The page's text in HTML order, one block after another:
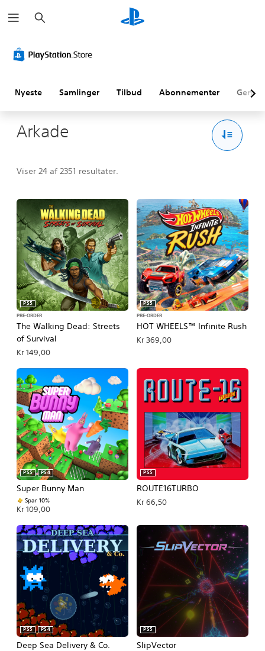
ø
g
Nyeste Samlinger Tilbud Abonnementer
Arkade
Viser 24 af 2351 resultater.
The Walking Dead: Streets
of Survival
PS5
PRE-ORDER
Kr 149,00
HOT WHEELS™ Infinite Rush
PS5
PRE-ORDER
Kr 369,00
Super Bunny Man
PS5 PS4
Spar 10%
Kr 109,00
ROUTE16TURBO
PS5
Kr 66,50
Deep Sea Delivery & Co.
PS5 PS4
SlipVector
PS5